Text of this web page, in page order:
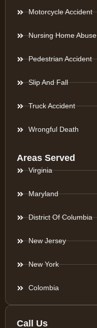
Motorcycle Accident
Nursing Home Abuse
Pedestrian Accident
Slip And Fall
Truck Accident
Wrongful Death
Areas Served
Virginia
Maryland
District Of Columbia
New Jersey
New York
Colombia
Call Us